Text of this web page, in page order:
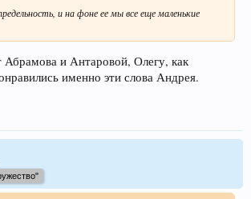
и на фоне ее мы все еще маленькие
Абрамова и Антаровой, Олегу, как
именно эти слова Андрея.